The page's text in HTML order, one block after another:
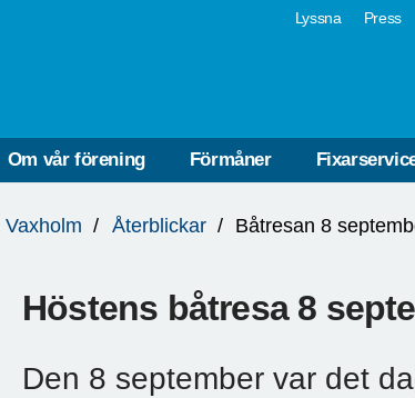
Lyssna Press
Om vår förening Förmåner
Vaxholm Återblickar Båtresan 8
Höstens båtresa 8
Den 8 september var det